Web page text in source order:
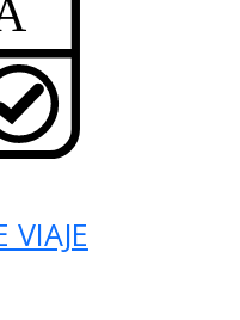
VIAJE